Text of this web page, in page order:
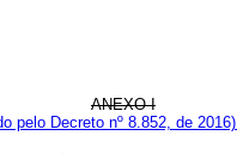
ANEXO I
pelo Decreto nº 8.852, de 2016)